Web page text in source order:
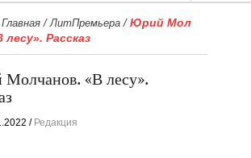
Главная /ЛитПремьера / Юрий Мол
лесу». Рассказ
«В лесу».
/ Редакция